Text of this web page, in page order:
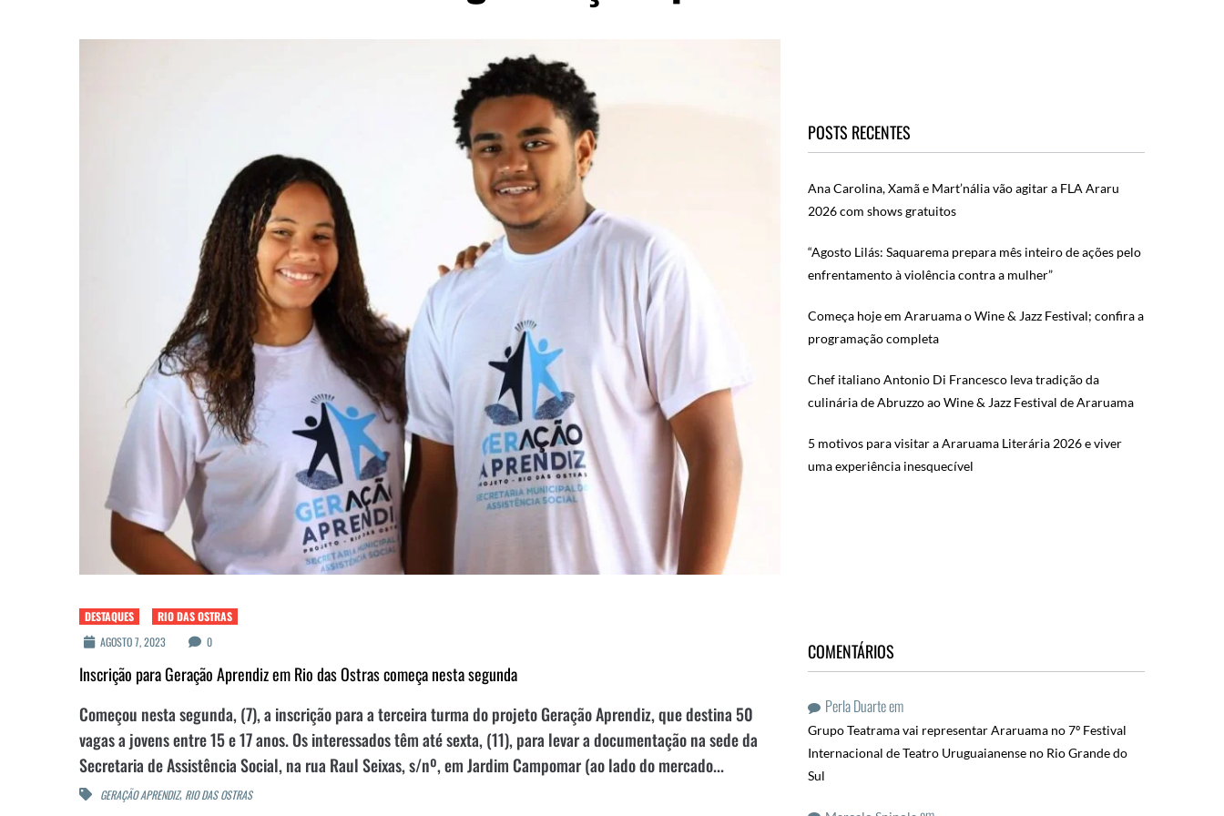
DESTAQUES
RIO DAS OSTRAS
AGOSTO 7, 2023
0
Inscrição para Geração Aprendiz em Rio das Ostras começa nesta segunda
Começou nesta segunda, (7), a inscrição para a terceira turma do projeto Geração Aprendiz, que destina 50
vagas a jovens entre 15 e 17 anos. Os interessados têm até sexta, (11), para levar a documentação na sede da
Secretaria de Assistência Social, na rua Raul Seixas, s/nº, em Jardim Campomar (ao lado do mercado...
GERAÇÃO APRENDIZ, RIO DAS OSTRAS
POSTS RECENTES
Ana Carolina, Xamã e Mart’nália vão agitar a FLA Araru
2026 com shows gratuitos
“Agosto Lilás: Saquarema prepara mês inteiro de ações pelo
enfrentamento à violência contra a mulher”
Começa hoje em Araruama o Wine & Jazz Festival; confira a
programação completa
Chef italiano Antonio Di Francesco leva tradição da
culinária de Abruzzo ao Wine & Jazz Festival de Araruama
5 motivos para visitar a Araruama Literária 2026 e viver
uma experiência inesquecível
COMENTÁRIOS
Perla Duarteem
Grupo Teatrama vai representar Araruama no 7º Festival
Internacional de Teatro Uruguaianense no Rio Grande do
Sul